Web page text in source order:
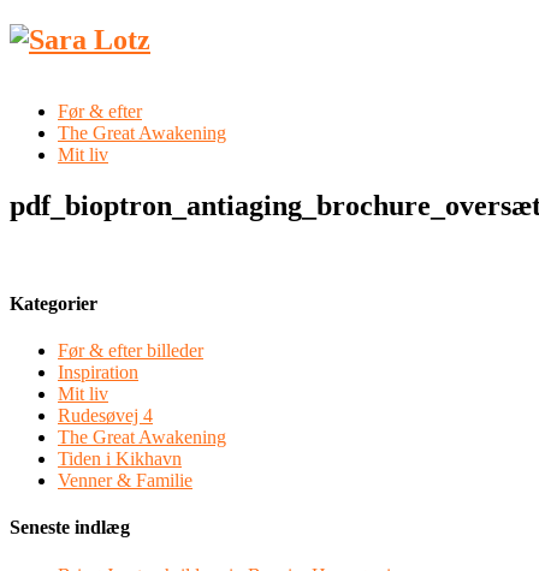
Før & efter
The Great Awakening
Mit liv
Kategorier
Før & efter billeder
Inspiration
Mit liv
Rudesøvej 4
The Great Awakening
Tiden i Kikhavn
Venner & Familie
Seneste indlæg